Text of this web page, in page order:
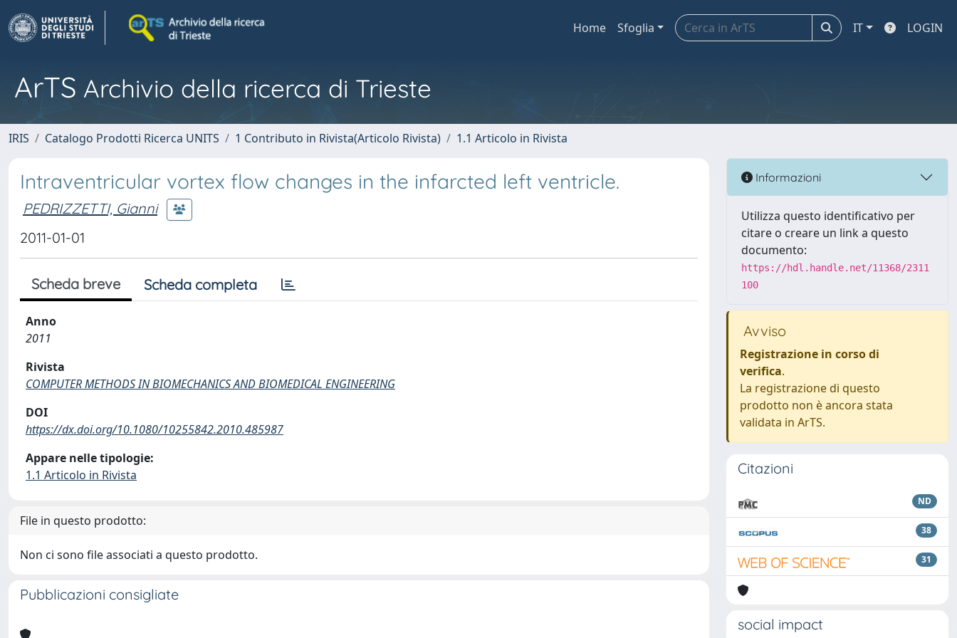
Home Sfoglia IT LOGIN
ArTS Archivio della ricerca di Trieste
IRIS Catalogo Prodotti Ricerca UNITS 1 Contributo in Rivista(Articolo Rivista) 1.1 Articolo in Rivista
Intraventricular vortex flow changes in the infarcted left ventricle.
PEDRIZZETTI, Gianni
2011-01-01
Scheda breve Scheda completa
Anno
2011
Rivista
COMPUTER METHODS IN BIOMECHANICS AND BIOMEDICAL ENGINEERING
DOI
https://dx.doi.org/10.1080/10255842.2010.485987
Appare nelle tipologie:
1.1 Articolo in Rivista
File in questo prodotto:
Non ci sono file associati a questo prodotto.
Pubblicazioni consigliate
Informazioni
Utilizza questo identificativo per
citare o creare un link a questo
documento:
https://hdl.handle.net/11368/2311
100
Avviso
Registrazione in corso di
verifica.
La registrazione di questo
prodotto non è ancora stata
validata in ArTS.
Citazioni
ND
38
31
social impact